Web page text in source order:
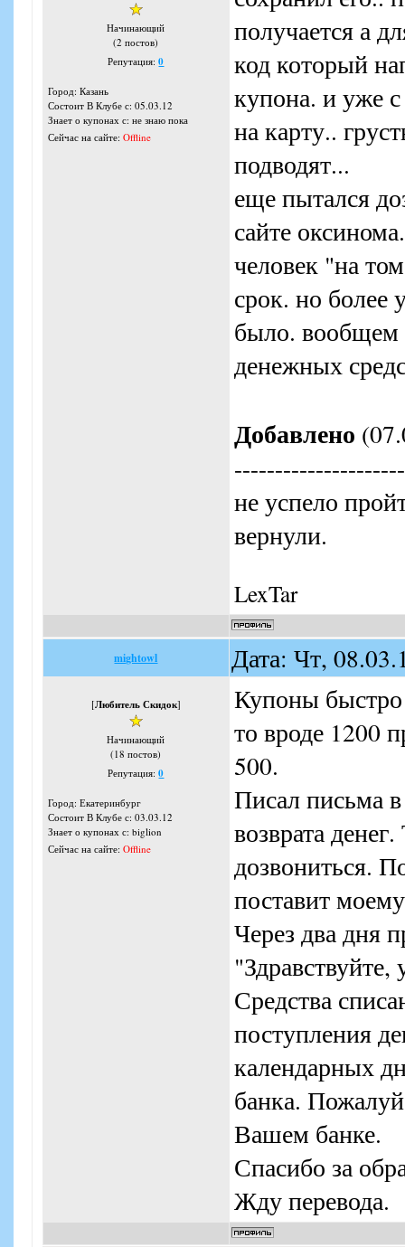
Начинающий
(2 постов)
Репутация:0
Город: Казань
Состоит В Клубе с: 05.03.12
Знает о купонах с: не знаю пока
Сейчас на сайте: Offline
получается а
код который
купона. и уже
на карту..
подводят...
еще пытался
сайте
человек "на
срок. но более
было. вообщем
денежных
Добавлено
не успело
вернули.
LexTar
mightowl Дата: Чт,
[Любитель Скидок]
Начинающий
(18 постов)
Репутация:0
Город: Екатеринбург
Состоит В Клубе с: 03.03.12
Знает о купонах с: biglion
Сейчас на сайте: Offline
Купоны быстро
то вроде 1200
500.
Писал письма
возврата
дозвониться.
поставит
Через два дня
Средства
поступления
календарных
банка.
Вашем банке.
Спасибо за
Жду перевода.